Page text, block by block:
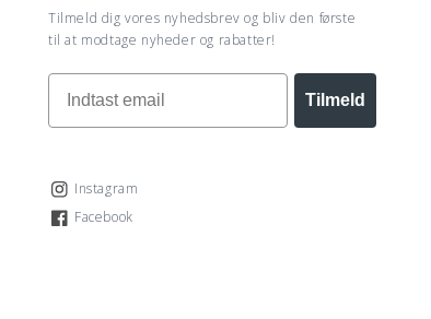
Tilmeld dig vores nyhedsbrev og bliv den første
til at modtage nyheder og rabatter!
Tilmeld
Instagram
Instagram
Facebook
Facebook